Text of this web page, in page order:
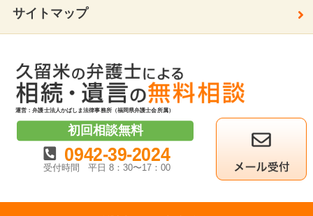
サイトマップ
運営：弁護士法人かばしま法律事務所（福岡県弁護士会所属）
初回相談無料
0942-39-2024
受付時間 平日 8：30〜17：00